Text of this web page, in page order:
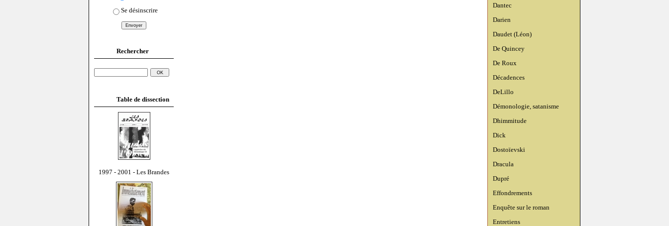
Se désinscrire
Rechercher
Table de dissection
1997 - 2001 - Les Brandes
Dantec
Darien
Daudet (Léon)
De Quincey
De Roux
Décadences
DeLillo
Démonologie, satanisme
Dhimmitude
Dick
Dostoïevski
Dracula
Dupré
Effondrements
Enquête sur le roman
Entretiens